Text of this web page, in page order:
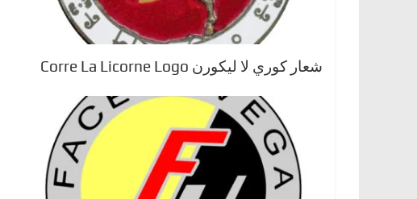
شعار كوري لا ليكورن Corre La Licorne Logo